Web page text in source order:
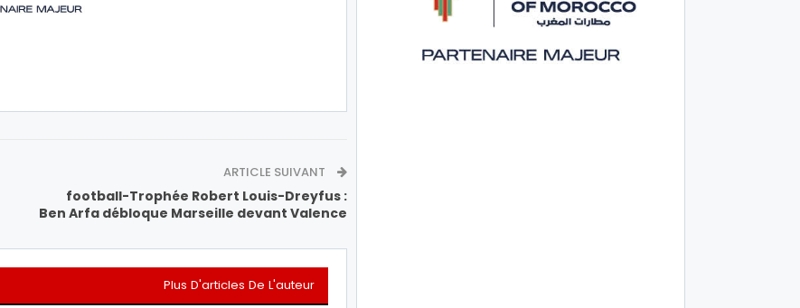
ARTICLE SUIVANT
football-Trophée Robert Louis-Dreyfus :
Ben Arfa débloque Marseille devant Valence
Plus D'articles De L'auteur